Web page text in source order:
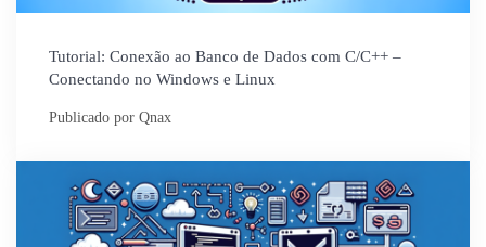
Tutorial: Conexão ao Banco de Dados com C/C++ –
Conectando no Windows e Linux